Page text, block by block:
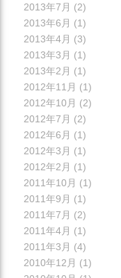
2013年7月 (2)
2013年6月 (1)
2013年4月 (3)
2013年3月 (1)
2013年2月 (1)
2012年11月 (1)
2012年10月 (2)
2012年7月 (2)
2012年6月 (1)
2012年3月 (1)
2012年2月 (1)
2011年10月 (1)
2011年9月 (1)
2011年7月 (2)
2011年4月 (1)
2011年3月 (4)
2010年12月 (1)